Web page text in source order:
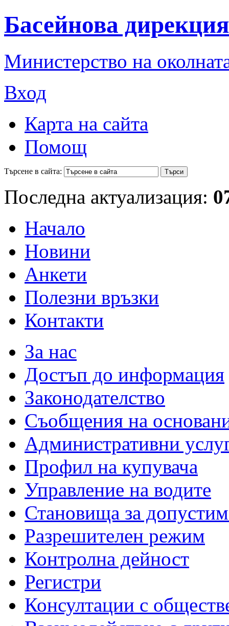
Басейнова
Министерство на
Вход
Карта на сайта
Помощ
Търсене в сайта:
Последна актуализация:
Начало
Новини
Анкети
Полезни връзки
Контакти
За нас
Достъп до информация
Законодателство
Съобщения на
Административни
Профил на купувача
Управление на водите
Становища за
Разрешителен режим
Контролна дейност
Регистри
Консултации с